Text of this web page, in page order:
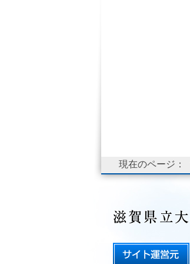
現在のページ：